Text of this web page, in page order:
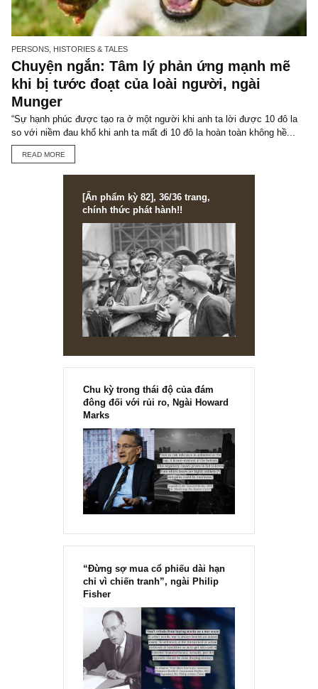
You may also like
PERSONS, HISTORIES & TALES
Trích đoạn: Tâm lý xóa bỏ nghi ngờ để
quyết định nhanh (doubt avoidance
tendency), ngài Munger
Gần đây khi một tập đoàn đa ngành công bố mua lại giá trị cổ
quỹ khổng lồ, dẫn đến khắp các mặt báo giật các headlines gây
PERSONS, HISTORIES & TALES
Chuyện ngắn: Tâm lý phản ứng mạnh
khi bị tước đoạt của loài người, ngài
“Sự hạnh phúc được tạo ra ở một người khi anh ta lời được 10
so với niềm đau khổ khi anh ta mất đi 10 đô la hoàn toàn không